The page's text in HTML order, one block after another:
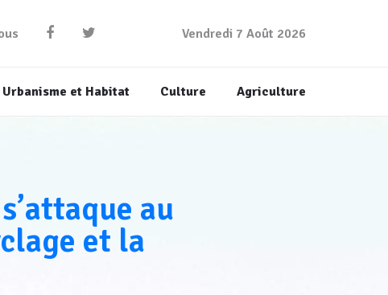
Vendredi 7 Août 2026
Urbanisme et Habitat Culture Agriculture
au
et la